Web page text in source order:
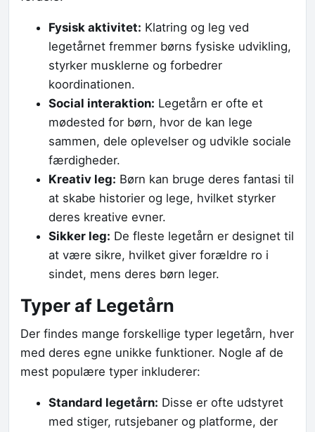
Fysisk aktivitet: Klatring og leg ved
legetårnet fremmer børns fysiske udvikling,
styrker musklerne og forbedrer
koordinationen.
Social interaktion: Legetårn er ofte et
mødested for børn, hvor de kan lege
sammen, dele oplevelser og udvikle sociale
færdigheder.
Kreativ leg: Børn kan bruge deres fantasi til
at skabe historier og lege, hvilket styrker
deres kreative evner.
Sikker leg: De fleste legetårn er designet til
at være sikre, hvilket giver forældre ro i
sindet, mens deres børn leger.
Typer af Legetårn
Der findes mange forskellige typer legetårn, hver
med deres egne unikke funktioner. Nogle af de
mest populære typer inkluderer:
Standard legetårn: Disse er ofte udstyret
med stiger, rutsjebaner og platforme, der